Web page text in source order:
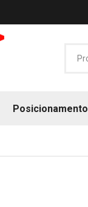
Posicionamento